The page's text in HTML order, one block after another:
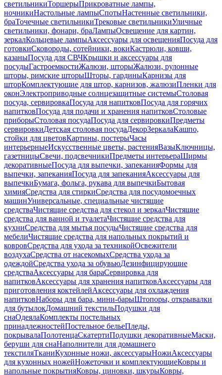
светильникиТоршерыПрикроватные лампы,
ночникиНастольные лампыСпотыНастенные светильники,
браТочечные светильникиТрековые светильникиУличные
светильники, фонари, браЛампыОсвещение для картин,
зеркалКольцевые лампыАксессуары для освещенияПосуда для
готовкиСковороды, сотейники, вокиКастрюли, ковши,
казаныПосуда для СВЧКрышки и аксессуары для
посудыГастроемкостиЖалюзи, шторыЖалюзи, рулонные
шторы, римские шторыШторы, гардиныКарнизы для
шторКомплектующие для штор, карнизов, жалюзиПленки для
оконЭлектроприводные солнцезащитные системыСтоловая
посуда, сервировкаПосуда для напитковПосуда для горячих
напитковПосуда для подачи и хранения напитковСтоловые
приборыСтоловая посудаПосуда для сервировкиПредметы
сервировкиДетская столовая посудаДекорЗеркалаКашпо,
стойки для цветовКартины, постерыЧасы
интерьерныеИскусственные цветы, растенияВазыКлючницы,
газетницыСвечи, подсвечникиПредметы интерьераШирмы
декоративныеПосуда для выпечки, запеканияФормы для
выпечки, запеканияПосуда для запеканияАксессуары для
выпечкиБумага, фольга, рукава для выпечкиБытовая
химияСредства для стиркиСредства для посудомоечных
машинУниверсальные, специальные чистящие
средстваЧистящие средства для стекол и зеркалЧистящие
средства для ванной и туалетаЧистящие средства для
кухниСредства для мытья посудыЧистящие средства для
мебелиЧистящие средства для напольных покрытий и
ковровСредства для ухода за техникойОсвежители
воздухаСредства от насекомыхСредства ухода за
одеждойСредства ухода за обувьюДезинфицирующие
средстваАксессуары для бараСервировка для
напитковАксессуары для хранения напитковАксессуары для
приготовления коктейлейАксессуары для охлаждения
напитковНаборы для бара, мини-барыШтопоры, открывалки
для бутылокДомашний текстильПодушки для
снаОдеялаКомплекты постельных
принадлежностейПостельное бельеПледы,
покрывалаПолотенцаСкатертиПодушки декоративныеМаски,
беруши для снаНаполнители для домашнего
текстиляТканиКухонные ножи, аксессуарыНожиАксессуары
для кухонных ножейНожеточки и комплектующиеКовры и
напольные покрытияКовры, циновки, шкурыКовры,